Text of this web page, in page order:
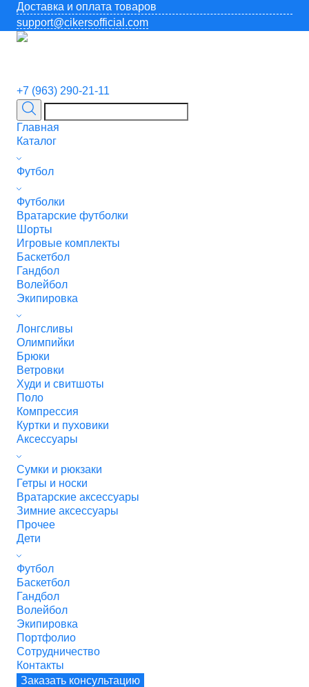
Доставка и оплата товаров
support@cikersofficial.com
+7 (963) 290-21-11
Главная
Каталог
Футбол
Футболки
Вратарские футболки
Шорты
Игровые комплекты
Баскетбол
Гандбол
Волейбол
Экипировка
Лонгсливы
Олимпийки
Брюки
Ветровки
Худи и свитшоты
Поло
Компрессия
Куртки и пуховики
Аксессуары
Сумки и рюкзаки
Гетры и носки
Вратарские аксессуары
Зимние аксессуары
Прочее
Дети
Футбол
Баскетбол
Гандбол
Волейбол
Экипировка
Портфолио
Сотрудничество
Контакты
Заказать консультацию